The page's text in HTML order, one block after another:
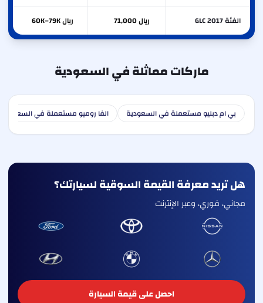
الفئة GLC 2017 ريال 71,000 ريال 60K–79K
ماركات مماثلة في السعودية
بي ام دبليو مستعملة في السعودية الفا روميو مستعملة في السعودية
هل تريد معرفة القيمة السوقية لسيارتك؟
مجاني، فوري، وعبر الإنترنت
احصل على قيمة السيارة